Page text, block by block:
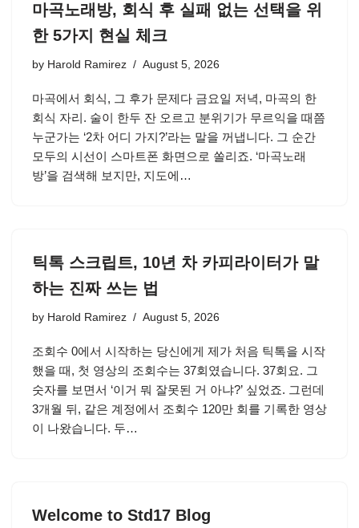
마곡노래방, 회식 후 실패 없는 선택을 위
한 5가지 현실 체크
by Harold Ramirez August 5, 2026
마곡에서 회식, 그 후가 문제다 금요일 저녁, 마곡의 한
회식 자리. 술이 한두 잔 오르고 분위기가 무르익을 때쯤
누군가는 ‘2차 어디 가지?’라는 말을 꺼냅니다. 그 순간
모두의 시선이 스마트폰 화면으로 쏠리죠. ‘마곡노래
방’을 검색해 보지만, 지도에…
틱톡 스크립트, 10년 차 카피라이터가 말
하는 진짜 쓰는 법
by Harold Ramirez August 5, 2026
조회수 0에서 시작하는 당신에게 제가 처음 틱톡을 시작
했을 때, 첫 영상의 조회수는 37회였습니다. 37회요. 그
숫자를 보면서 ‘이거 뭐 잘못된 거 아냐?’ 싶었죠. 그런데
3개월 뒤, 같은 계정에서 조회수 120만 회를 기록한 영상
이 나왔습니다. 두…
Welcome to Std17 Blog